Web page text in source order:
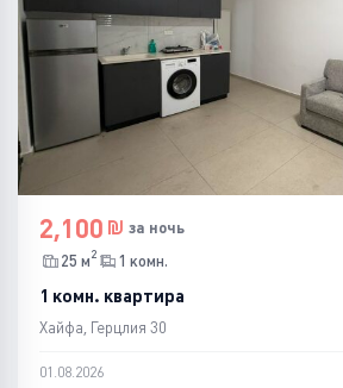
2,100
за ночь
25 м2 1 комн.
1 комн. квартира
Хайфа, Герцлия 30
01.08.2026